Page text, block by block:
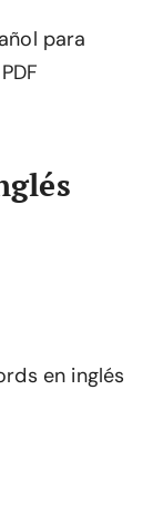
para
en inglés